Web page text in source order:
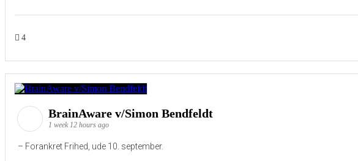
4
BrainAware v/Simon Bendfeldt
1 week 12 hours ago
– Forankret Frihed, ude 10. september.